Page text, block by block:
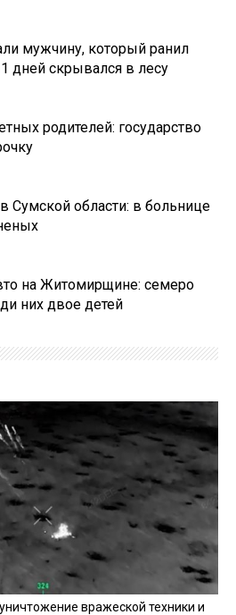
мужчину, который ранил
дней скрывался в лесу
родителей: государство
Сумской области: в больнице
на Житомирщине: семеро
них двое детей
вражеской техники и